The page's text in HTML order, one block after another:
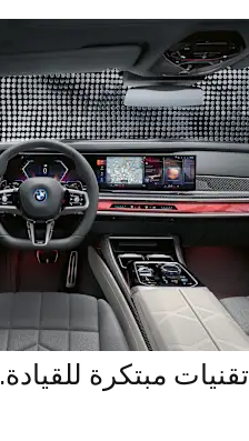
تقنيات مبتكرة للقيادة.